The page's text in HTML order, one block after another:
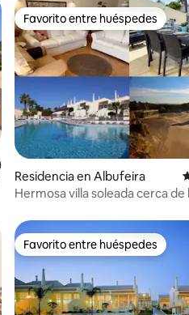
4.96 de 5; 118
Favorito entre huéspedes
Favorito entre huéspedes
Residencia en Albufeira
Hermosa villa soleada cerca de
Favorito entre huéspedes
Favorito entre huéspedes